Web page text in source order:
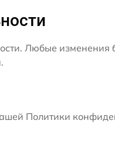
Любые изменения
Политики